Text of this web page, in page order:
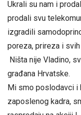
Ukrali su nam i
prodali svu
izgradili
poreza, prireza i
Ništa nije Vladino,
građana Hrvatske.
Mi smo poslodavci i
zaposlenog kadra,